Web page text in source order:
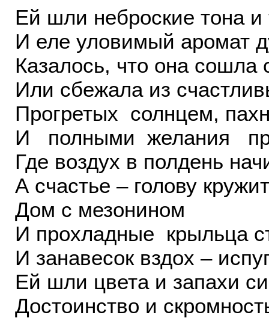
Ей шли неброские тона и
И еле уловимый аромат
Казалось, что она
Или сбежала из
Прогретых солнцем,
И полными желания
Где воздух в полдень
А счастье – голову
Дом с мезонином
И прохладные крыльца
И занавесок вздох –
Ей шли цвета и запахи
Достоинство и